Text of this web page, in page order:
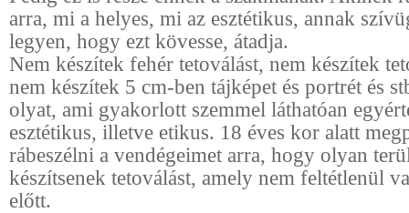
arra, mi a helyes, mi az esztétikus, annak
legyen, hogy ezt kövesse, átadja.
Nem készítek fehér tetoválást, nem készítek
nem készítek 5 cm-ben tájképet és portrét és
olyat, ami gyakorlott szemmel láthatóan
esztétikus, illetve etikus. 18 éves kor alatt
rábeszélni a vendégeimet arra, hogy olyan
készítsenek tetoválást, amely nem feltétlenül
előtt.